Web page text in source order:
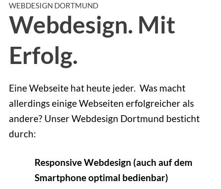
WEBDESIGN DORTMUND
Webdesign. Mit
Erfolg.
Eine Webseite hat heute jeder. Was macht
allerdings einige Webseiten erfolgreicher als
andere? Unser Webdesign Dortmund besticht
durch:
Responsive Webdesign (auch auf dem
Smartphone optimal bedienbar)